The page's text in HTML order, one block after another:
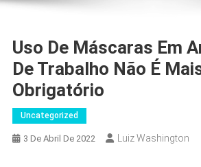
Uso De Máscaras Em
De Trabalho Não É
Obrigatório
Uncategorized
3 De Abril De 2022 Luiz Washington